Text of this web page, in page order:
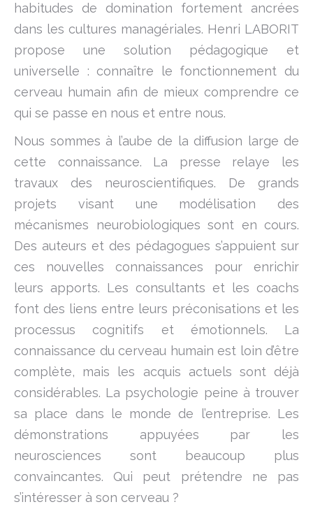
habitudes de domination fortement ancrées
dans les cultures managériales. Henri LABORIT
propose une solution pédagogique et
universelle : connaître le fonctionnement du
cerveau humain afin de mieux comprendre ce
qui se passe en nous et entre nous.
Nous sommes à l’aube de la diffusion large de
cette connaissance. La presse relaye les
travaux des neuroscientifiques. De grands
projets visant une modélisation des
mécanismes neurobiologiques sont en cours.
Des auteurs et des pédagogues s’appuient sur
ces nouvelles connaissances pour enrichir
leurs apports. Les consultants et les coachs
font des liens entre leurs préconisations et les
processus cognitifs et émotionnels. La
connaissance du cerveau humain est loin d’être
complète, mais les acquis actuels sont déjà
considérables. La psychologie peine à trouver
sa place dans le monde de l’entreprise. Les
démonstrations appuyées par les
neurosciences sont beaucoup plus
convaincantes. Qui peut prétendre ne pas
s’intéresser à son cerveau ?